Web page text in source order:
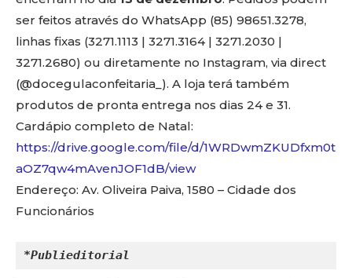
ser feitos através do WhatsApp (85) 98651.3278,
linhas fixas (3271.1113 | 3271.3164 | 3271.2030 |
3271.2680) ou diretamente no Instagram, via direct
(@docegulaconfeitaria_). A loja terá também
produtos de pronta entrega nos dias 24 e 31.
Cardápio completo de Natal:
https://drive.google.com/file/d/1WRDwmZKUDfxm0t
aOZ7qw4mAvenJOF1dB/view
Endereço: Av. Oliveira Paiva, 1580 – Cidade dos
Funcionários
*Publieditorial